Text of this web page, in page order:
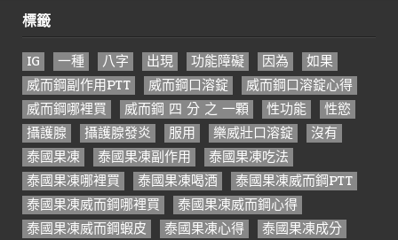
標籤
IG 一種 八字 出現 功能障礙 因為
如果
威而鋼副作用PTT
威而鋼口溶錠
威而鋼口溶錠心得
威而鋼哪裡買
威而鋼 四 分 之 一顆 性功能
性慾
攝護腺
攝護腺發炎 服用 樂威壯口溶錠
沒有
泰國果凍
泰國果凍副作用
泰國果凍吃法
泰國果凍哪裡買
泰國果凍喝酒
泰國果凍威而鋼PTT
泰國果凍威而鋼哪裡買
泰國果凍威而鋼心得
泰國果凍威而鋼蝦皮
泰國果凍心得
泰國果凍成分